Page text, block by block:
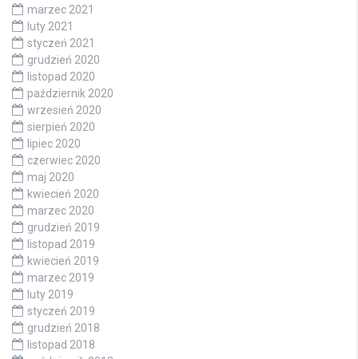
marzec 2021
luty 2021
styczeń 2021
grudzień 2020
listopad 2020
październik 2020
wrzesień 2020
sierpień 2020
lipiec 2020
czerwiec 2020
maj 2020
kwiecień 2020
marzec 2020
grudzień 2019
listopad 2019
kwiecień 2019
marzec 2019
luty 2019
styczeń 2019
grudzień 2018
listopad 2018